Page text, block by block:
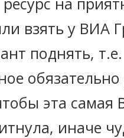
взять у ВИА
поднять,
эта
иначе